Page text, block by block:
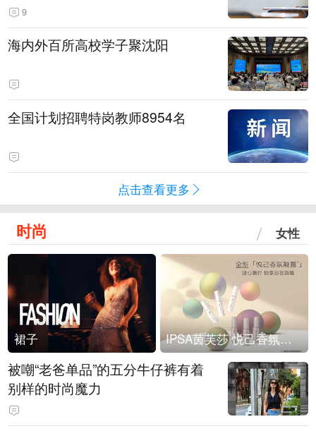
9
海内外百所高校学子聚沈阳
全国计划招聘特岗教师8954名
点击查看更多
时尚 女性
裙子 IPSA茵芙莎 悦己香氛凝露上市
被嘲“老爸单品”的五分牛仔裤有着
别样的时尚魔力